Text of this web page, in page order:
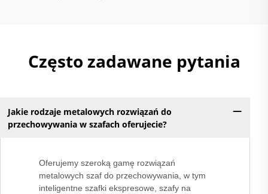
Często zadawane pytania
Jakie rodzaje metalowych rozwiązań do
przechowywania w szafach oferujecie?
Oferujemy szeroką gamę rozwiązań
metalowych szaf do przechowywania, w tym
inteligentne szafki ekspresowe, szafy na